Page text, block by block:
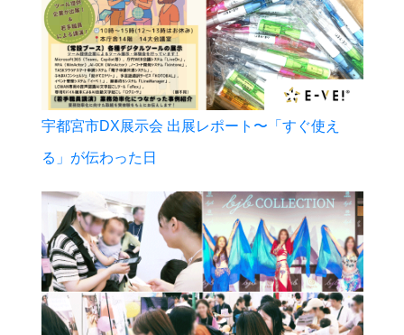
宇都宮市DX展示会 出展レポート〜「すぐ使え
る」が伝わった日